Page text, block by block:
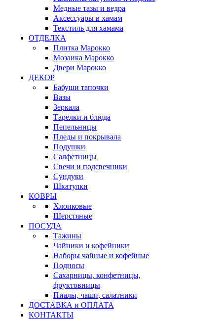
Медные тазы и ведра
Аксессуары в хамам
Текстиль для хамама
ОТДЕЛКА
Плитка Марокко
Мозаика Марокко
Двери Марокко
ДЕКОР
Бабуши тапочки
Вазы
Зеркала
Тарелки и блюда
Пепельницы
Пледы и покрывала
Подушки
Салфетницы
Свечи и подсвечники
Сундуки
Шкатулки
КОВРЫ
Хлопковые
Шерстяные
ПОСУДА
Тажины
Чайники и кофейники
Наборы чайные и кофейные
Подносы
Сахарницы, конфетницы,
фруктовницы
Пиалы, чаши, салатники
ДОСТАВКА и ОПЛАТА
КОНТАКТЫ